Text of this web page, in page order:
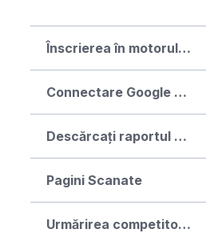
Înscrierea în motorul de căutare
Connectare Google Analytics
Descărcați raportul SEO ca PDF
Pagini Scanate
Urmărirea competitorilor